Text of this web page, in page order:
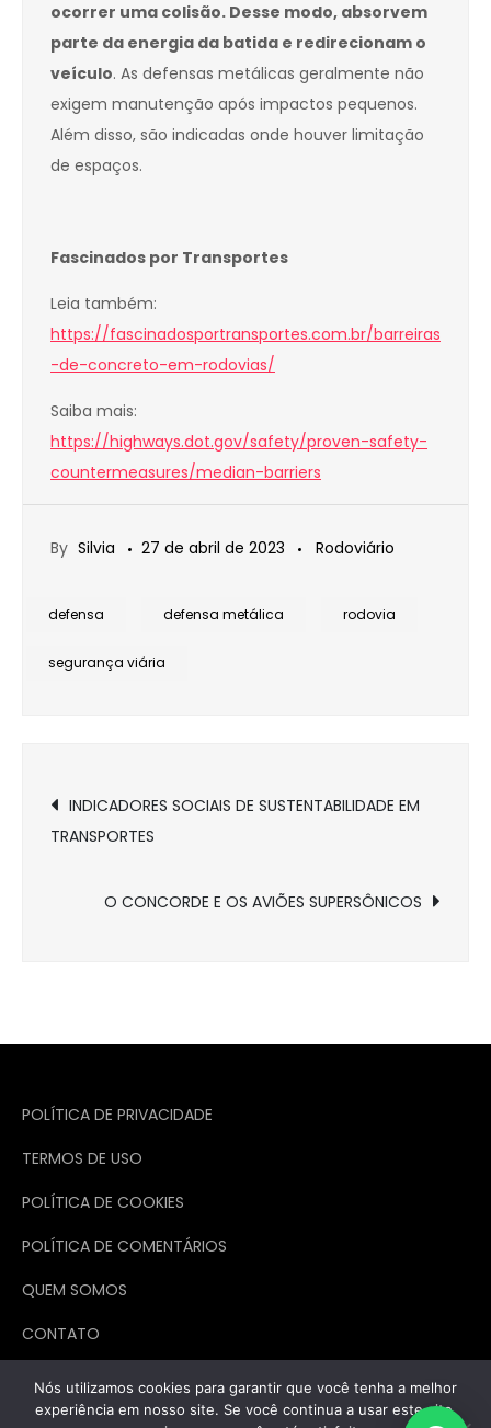
ocorrer uma colisão. Desse modo, absorvem
parte da energia da batida e redirecionam o
veículo. As defensas metálicas geralmente não
exigem manutenção após impactos pequenos.
Além disso, são indicadas onde houver limitação
de espaços.
Fascinados por Transportes
Leia também:
https://fascinadosportransportes.com.br/barreiras
-de-concreto-em-rodovias/
Saiba mais:
https://highways.dot.gov/safety/proven-safety-
countermeasures/median-barriers
By Silvia 27 de abril de 2023 Rodoviário
defensa defensa metálica rodovia
segurança viária
Navegação
de
Post
INDICADORES SOCIAIS DE SUSTENTABILIDADE EM
TRANSPORTES
O CONCORDE E OS AVIÕES SUPERSÔNICOS
POLÍTICA DE PRIVACIDADE
TERMOS DE USO
POLÍTICA DE COOKIES
POLÍTICA DE COMENTÁRIOS
QUEM SOMOS
CONTATO
Nós utilizamos cookies para garantir que você tenha a melhor
experiência em nosso site. Se você continua a usar este site,